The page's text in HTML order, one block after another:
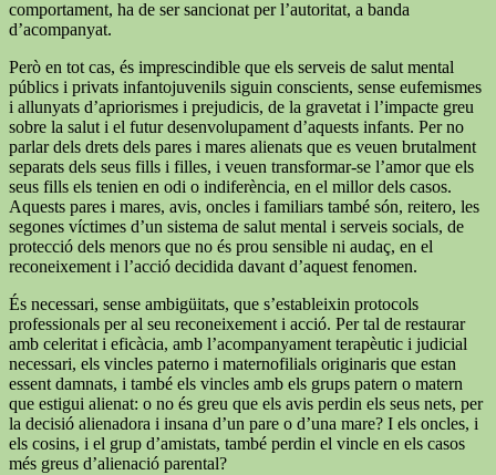
comportament, ha de ser sancionat per l’autoritat, a banda
d’acompanyat.
Però en tot cas, és imprescindible que els serveis de salut mental
públics i privats infantojuvenils siguin conscients, sense eufemismes
i allunyats d’apriorismes i prejudicis, de la gravetat i l’impacte greu
sobre la salut i el futur desenvolupament d’aquests infants. Per no
parlar dels drets dels pares i mares alienats que es veuen brutalment
separats dels seus fills i filles, i veuen transformar-se l’amor que els
seus fills els tenien en odi o indiferència, en el millor dels casos.
Aquests pares i mares, avis, oncles i familiars també són, reitero, les
segones víctimes d’un sistema de salut mental i serveis socials, de
protecció dels menors que no és prou sensible ni audaç, en el
reconeixement i l’acció decidida davant d’aquest fenomen.
És necessari, sense ambigüitats, que s’estableixin protocols
professionals per al seu reconeixement i acció. Per tal de restaurar
amb celeritat i eficàcia, amb l’acompanyament terapèutic i judicial
necessari, els vincles paterno i maternofilials originaris que estan
essent damnats, i també els vincles amb els grups patern o matern
que estigui alienat: o no és greu que els avis perdin els seus nets, per
la decisió alienadora i insana d’un pare o d’una mare? I els oncles, i
els cosins, i el grup d’amistats, també perdin el vincle en els casos
més greus d’alienació parental?